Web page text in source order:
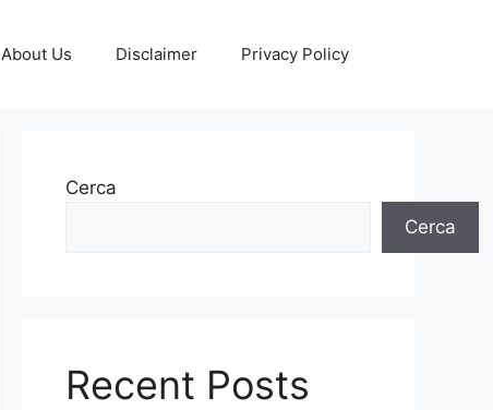
About Us Disclaimer Privacy Policy
Cerca
Cerca
Recent Posts